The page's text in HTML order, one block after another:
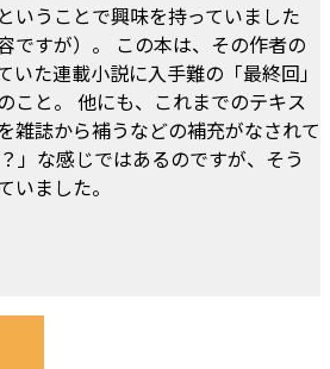
いうことで興味を持っていました
ですが）。 この本は、その作者の
いた連載小説に入手難の「最終回」
こと。 他にも、これまでのテキス
雑誌から補うなどの補充がなされて
」な感じではあるのですが、そう
いました。